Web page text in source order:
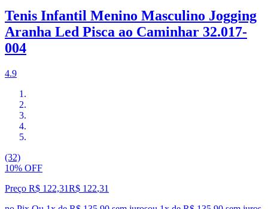
Tenis Infantil Menino Masculino Jogging
Aranha Led Pisca ao Caminhar 32.017-
004
4.9
(32)
10% OFF
Preço R$ 122,31R$ 122,31